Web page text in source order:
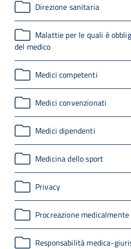
Direzione sanitaria
Malattie per le quali è
del medico
Medici competenti
Medici convenzionati
Medici dipendenti
Medicina dello sport
Privacy
Procreazione
Responsabilità medica-